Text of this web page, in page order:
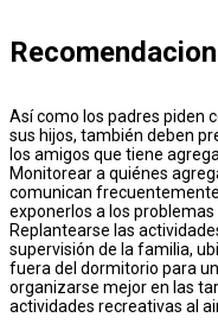
Así como los padres piden
sus hijos, también deben
los amigos que tiene
Monitorear a quiénes
comunican
exponerlos a los
Replantearse las
supervisión de la familia,
fuera del dormitorio para
organizarse mejor en las
actividades recreativas al